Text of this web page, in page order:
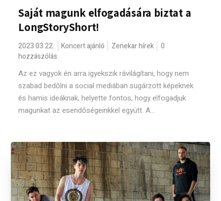
Saját magunk elfogadására biztat a
LongStoryShort!
2023.03.22. Koncert ajánló Zenekar hírek
0
hozzászólás
Az ez vagyok én arra igyekszik rávilágítani, hogy nem
szabad bedőlni a social mediában sugárzott képeknek
és hamis ideáknak, helyette fontos, hogy elfogadjuk
magunkat az esendőségeinkkel együtt. A...